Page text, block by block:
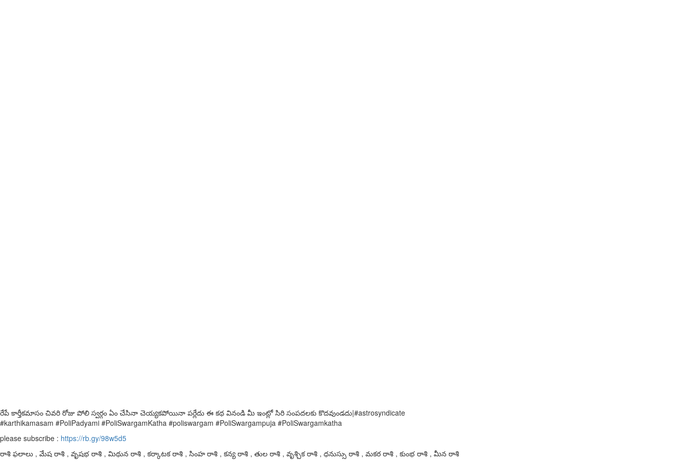
రేపే కార్తీకమాసం చివరి రోజు పోలి స్వర్గం ఏం చేసినా చెయ్యకపోయినా పర్లేదు ఈ కథ వినండి మీ ఇంట్లో సిరి సంపదలకు కొదవుండదు|#astrosyndicate
#karthikamasam #PoliPadyami #PoliSwargamKatha #poliswargam #PoliSwargampuja #PoliSwargamkatha
please subscribe : https://rb.gy/98w5d5
రాశి ఫలాలు , మేష రాశి , వృషభ రాశి , మిథున రాశి , కర్కాటక రాశి , సింహ రాశి , కన్య రాశి , తుల రాశి , వృశ్చిక రాశి , ధనుస్సు రాశి , మకర రాశి , కుంభ రాశి , మీన రాశి